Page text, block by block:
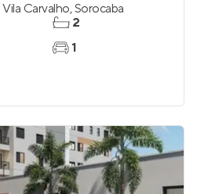
Vila Carvalho,Sorocaba
2
1